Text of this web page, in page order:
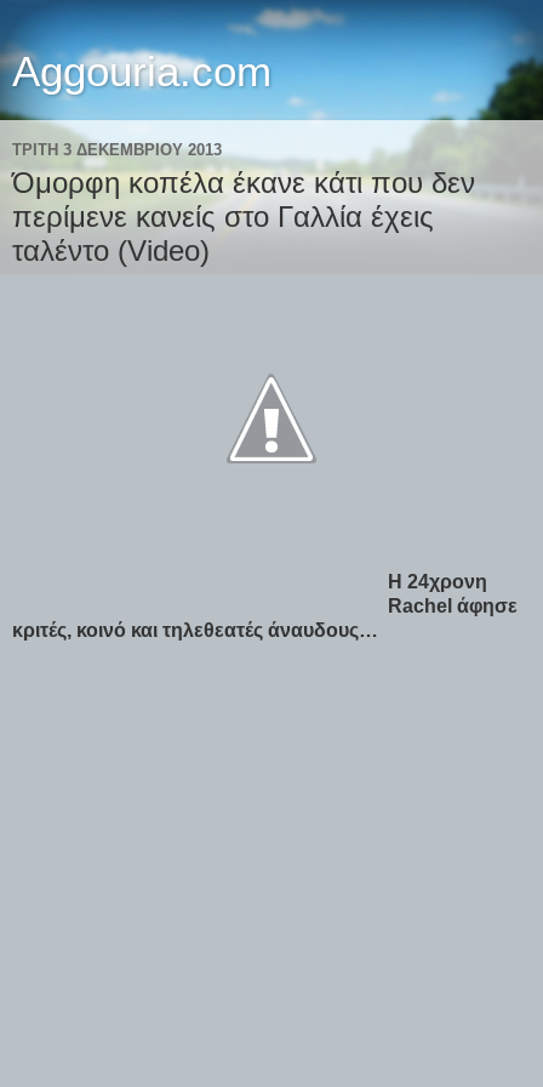
Aggouria.com
ΤΡΊΤΗ 3 ΔΕΚΕΜΒΡΊΟΥ 2013
Όμορφη κοπέλα έκανε κάτι που δεν
περίμενε κανείς στο Γαλλία έχεις
ταλέντο (Video)
Η 24χρονη
Rachel άφησε
κριτές, κοινό και τηλεθεατές άναυδους…